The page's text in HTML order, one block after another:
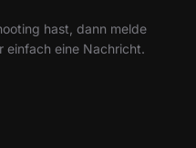
hast, dann melde
einfach eine Nachricht.